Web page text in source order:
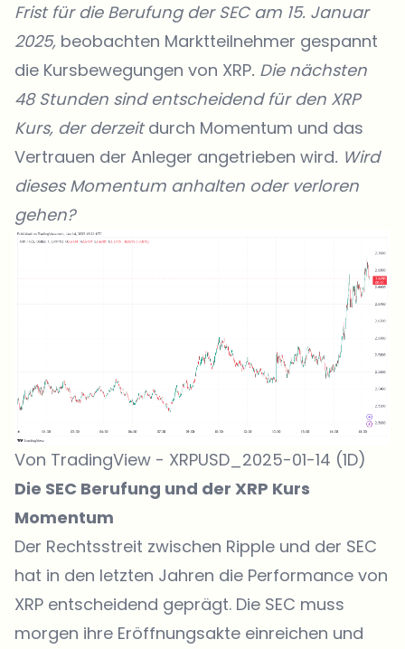
Frist für die Berufung der SEC am 15. Januar
2025, beobachten Marktteilnehmer gespannt
die Kursbewegungen von XRP. Die nächsten
48 Stunden sind entscheidend für den XRP
Kurs, der derzeitdurch Momentum und das
Vertrauen der Anleger angetrieben wird. Wird
dieses Momentum anhalten oder verloren
gehen?
Von TradingView - XRPUSD_2025-01-14 (1D)
Die SEC Berufung und der XRP Kurs
Momentum
Der Rechtsstreit zwischen Ripple und der SEC
hat in den letzten Jahren die Performance von
XRP entscheidend geprägt. Die SEC muss
morgen ihre Eröffnungsakte einreichen und